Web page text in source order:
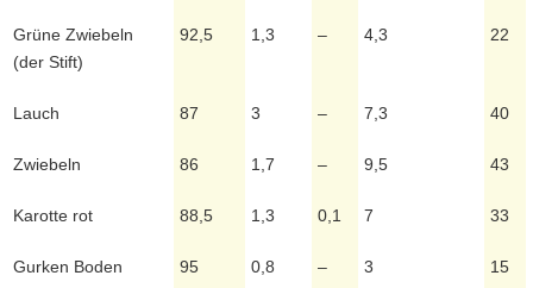
Grüne Zwiebeln
(der Stift)
92,5 1,3 – 4,3 22
Lauch 87 3 – 7,3 40
Zwiebeln 86 1,7 – 9,5 43
Karotte rot 88,5 1,3 0,1 7 33
Gurken Boden 95 0,8 – 3 15